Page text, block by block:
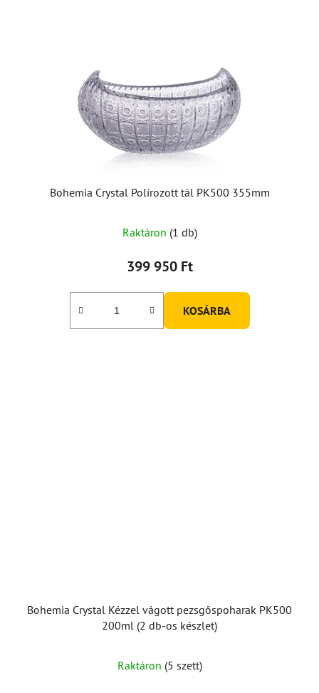
Bohemia Crystal Polírozott tál PK500 355mm
Raktáron (1 db)
399 950 Ft
KOSÁRBA
Bohemia Crystal Kézzel vágott pezsgőspoharak PK500
200ml (2 db-os készlet)
Raktáron (5 szett)